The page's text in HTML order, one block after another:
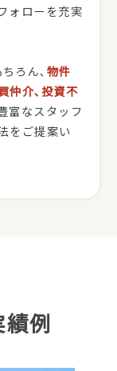
ォローを充実
ろん､ 物件
仲介､投資不
富なスタッフ
をご提案い
例